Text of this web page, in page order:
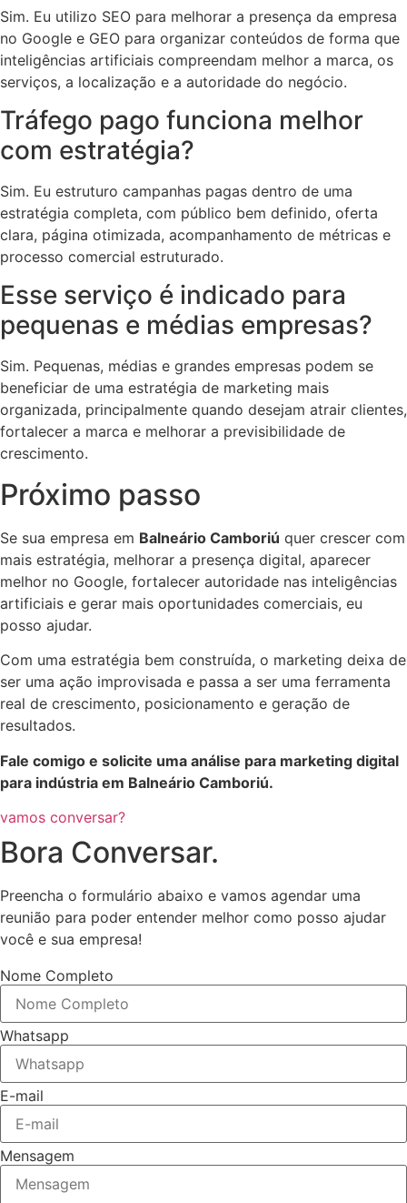
Sim. Eu utilizo SEO para melhorar a presença da empresa
no Google e GEO para organizar conteúdos de forma que
inteligências artificiais compreendam melhor a marca, os
serviços, a localização e a autoridade do negócio.
Tráfego pago funciona melhor
com estratégia?
Sim. Eu estruturo campanhas pagas dentro de uma
estratégia completa, com público bem definido, oferta
clara, página otimizada, acompanhamento de métricas e
processo comercial estruturado.
Esse serviço é indicado para
pequenas e médias empresas?
Sim. Pequenas, médias e grandes empresas podem se
beneficiar de uma estratégia de marketing mais
organizada, principalmente quando desejam atrair clientes,
fortalecer a marca e melhorar a previsibilidade de
crescimento.
Próximo passo
Se sua empresa em Balneário Camboriú quer crescer com
mais estratégia, melhorar a presença digital, aparecer
melhor no Google, fortalecer autoridade nas inteligências
artificiais e gerar mais oportunidades comerciais, eu
posso ajudar.
Com uma estratégia bem construída, o marketing deixa de
ser uma ação improvisada e passa a ser uma ferramenta
real de crescimento, posicionamento e geração de
resultados.
Fale comigo e solicite uma análise para marketing digital
para indústria em Balneário Camboriú.
vamos conversar?
Bora Conversar.
Preencha o formulário abaixo e vamos agendar uma
reunião para poder entender melhor como posso ajudar
você e sua empresa!
Nome Completo
Whatsapp
E-mail
Mensagem